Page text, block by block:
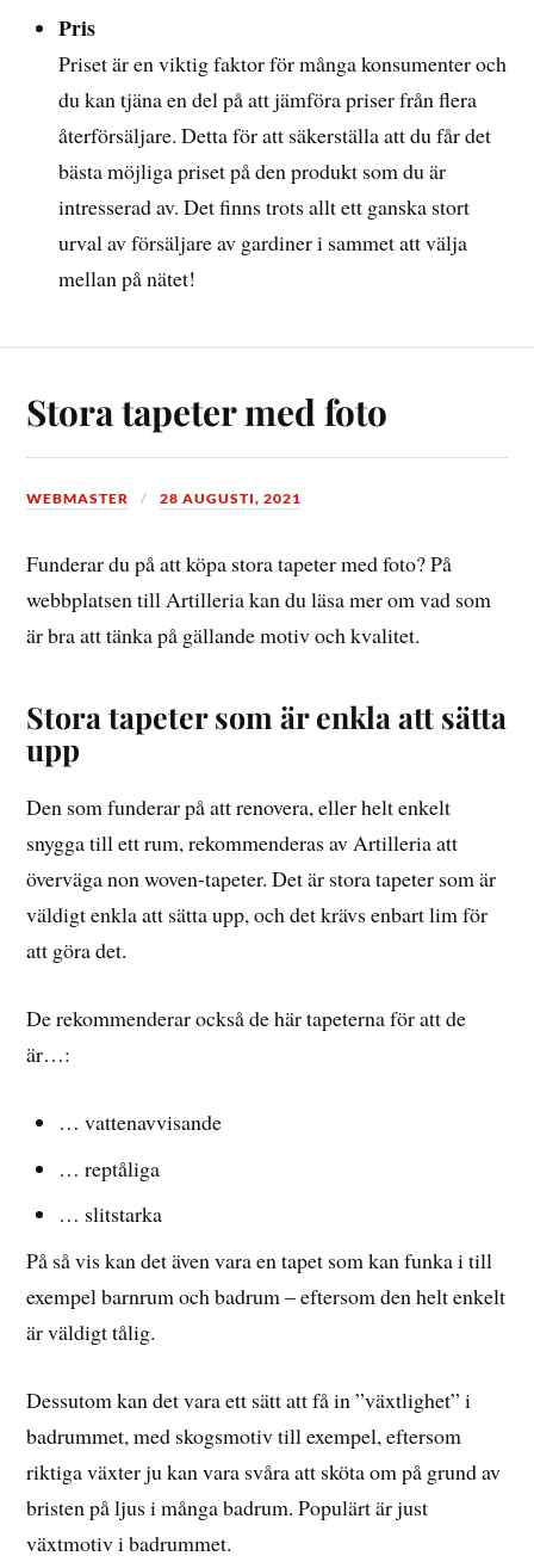
Pris
Priset är en viktig faktor för många konsumenter och
du kan tjäna en del på att jämföra priser från flera
återförsäljare. Detta för att säkerställa att du får det
bästa möjliga priset på den produkt som du är
intresserad av. Det finns trots allt ett ganska stort
urval av försäljare av gardiner i sammet att välja
mellan på nätet!
Stora tapeter med foto
WEBMASTER 28 AUGUSTI, 2021
Funderar du på att köpa stora tapeter med foto? På
webbplatsen till Artilleria kan du läsa mer om vad som
är bra att tänka på gällande motiv och kvalitet.
Stora tapeter som är enkla att sätta
upp
Den som funderar på att renovera, eller helt enkelt
snygga till ett rum, rekommenderas av Artilleria att
överväga non woven-tapeter. Det är stora tapeter som är
väldigt enkla att sätta upp, och det krävs enbart lim för
att göra det.
De rekommenderar också de här tapeterna för att de
är…:
… vattenavvisande
… reptåliga
… slitstarka
På så vis kan det även vara en tapet som kan funka i till
exempel barnrum och badrum – eftersom den helt enkelt
är väldigt tålig.
Dessutom kan det vara ett sätt att få in ”växtlighet” i
badrummet, med skogsmotiv till exempel, eftersom
riktiga växter ju kan vara svåra att sköta om på grund av
bristen på ljus i många badrum. Populärt är just
växtmotiv i badrummet.